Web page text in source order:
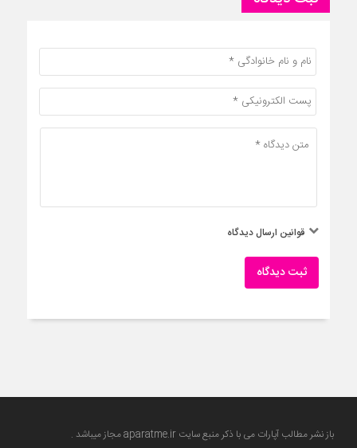
قوانین ارسال دیدگاه
ثبت دیدگاه
باز نشر مطالب آپارات می با ذکر منبع سایت aparatme.irمجاز میباشد .